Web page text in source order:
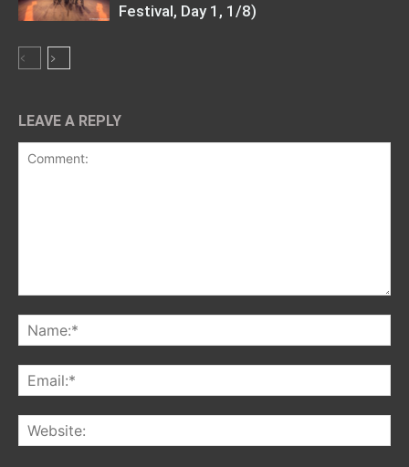
Festival, Day 1, 1/8)
LEAVE A REPLY